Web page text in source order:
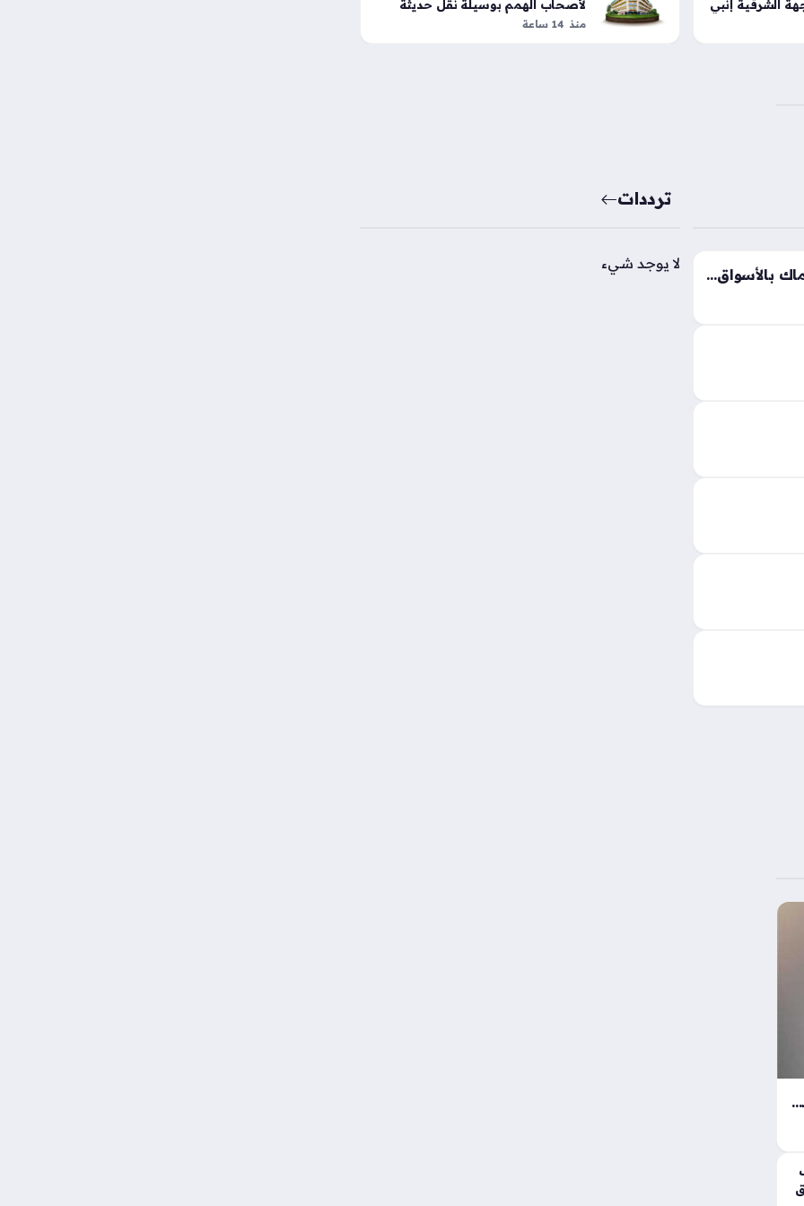
الشرقية إنبي
لأصحاب الهمم بوسيلة نقل حديثة
مجهزة
منذ 14 ساعة
تذبذب ملحوظ في أسعار الأسماك بالأسواق المصرية مع بداية تعاملات منتصف الأسبوع
إذ يسعى
لضبط ميزانية
ترددات
لا يوجد شيء
أفضل الطرق للحفاظ على حرارة هاتفك ضمن المعدلات الطبيعية داخل السيارة المغلقة